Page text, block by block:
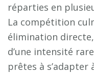
réparties en
La compétition
élimination
d’une intensité
prêtes à